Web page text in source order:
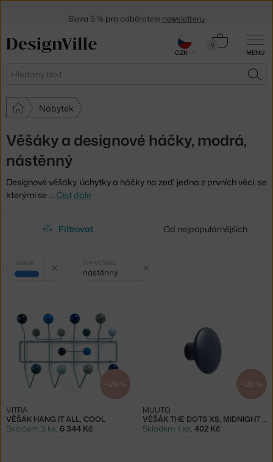
MENU
Hledat
0
Košík
Nábytek
Věšáky a designové háčky, modrá,
nástěnný
Designové věšáky, úchytky a háčky na zeď: jedna z prvních věcí, se
kterými se … Číst dále
Filtrovat Od nejpopulárnějších
Vybrané
filtry:
BARVA
modrá
Zrušit filtr
TYP VĚŠÁKU
nástěnný
−20 %
VĚŠÁK HANG IT ALL, COOL
VITRA
Skladem 3 ks 6 344 Kč
−20 %
VĚŠÁK THE DOTS XS, MIDNIGHT BLUE
MUUTO
Skladem 1 ks 402 Kč
30 dní na vrácení zboží
CZK